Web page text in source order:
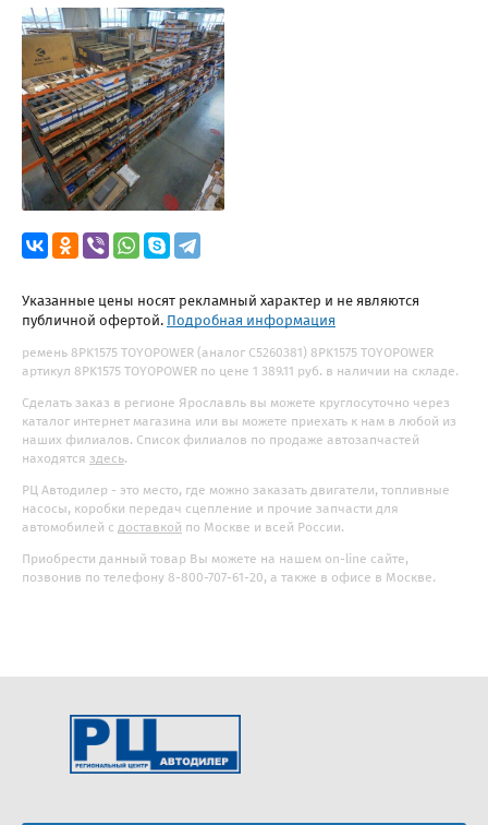
Указанные цены носят рекламный характер и не являются
публичной офертой. Подробная информация
ремень 8PK1575 TOYOPOWER (аналог C5260381) 8PK1575 TOYOPOWER
артикул 8PK1575 TOYOPOWER по цене 1 389.11 руб. в наличии на складе.
Сделать заказ в регионе Ярославль вы можете круглосуточно через
каталог интернет магазина или вы можете приехать к нам в любой из
наших филиалов. Список филиалов по продаже автозапчастей
находятся здесь.
РЦ Автодилер - это место, где можно заказать двигатели, топливные
насосы, коробки передач сцепление и прочие запчасти для
автомобилей с доставкой по Москве и всей России.
Приобрести данный товар Вы можете на нашем on-line сайте,
позвонив по телефону 8-800-707-61-20, а также в офисе в Москве.